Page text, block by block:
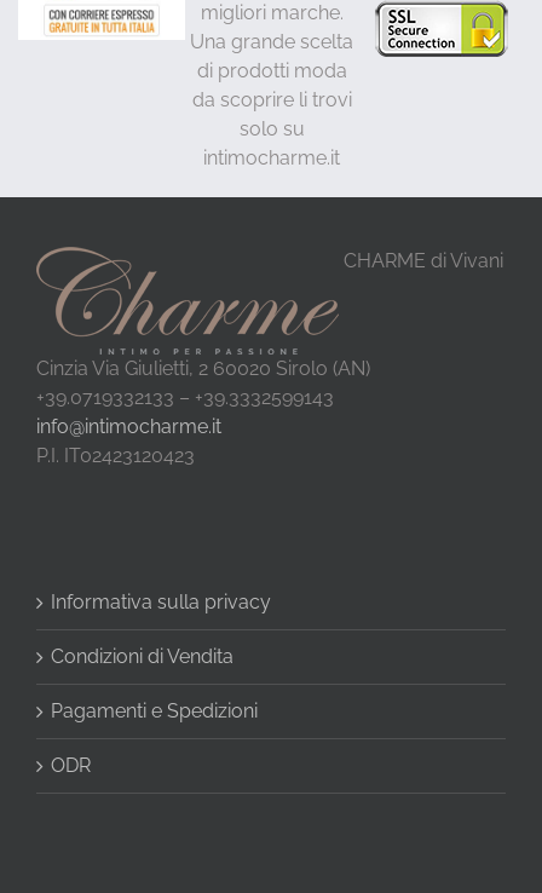
migliori marche.
Una grande scelta
di prodotti moda
da scoprire li trovi
solo su
intimocharme.it
CHARME di Vivani
Cinzia Via Giulietti, 2 60020 Sirolo (AN)
+39.0719332133 – +39.3332599143
info@intimocharme.it
P.I. IT02423120423
Informativa sulla privacy
Condizioni di Vendita
Pagamenti e Spedizioni
ODR